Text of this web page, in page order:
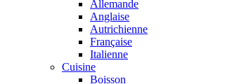
Allemande
Anglaise
Autrichienne
Française
Italienne
Cuisine
Boisson